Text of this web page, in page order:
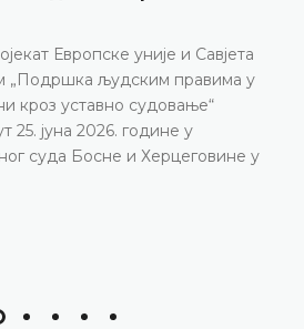
Европске уније и Савјета
„Подршка људским правима у
кроз уставно судовање“
25. јуна 2026. године у
суда Босне и Херцеговине у